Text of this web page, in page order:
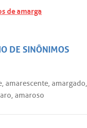
de amarga
DE SINÔNIMOS
, amarescente, amargado,
, amaroso